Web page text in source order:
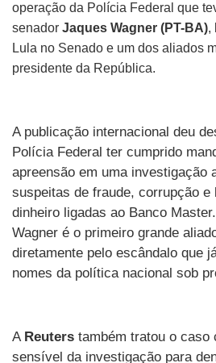
operação da Polícia Federal que
senador Jaques Wagner (PT-BA),
Lula no Senado e um dos aliados
presidente da República.
A publicação internacional deu
Polícia Federal ter cumprido
apreensão em uma investigação
suspeitas de fraude, corrupção e
dinheiro ligadas ao Banco
Wagner é o primeiro grande
diretamente pelo escândalo que
nomes da política nacional sob
A Reuters também tratou o caso
sensível da investigação para